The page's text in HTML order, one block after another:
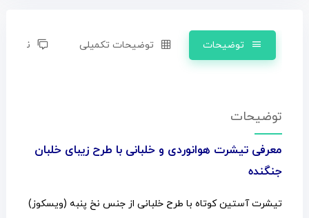
توضیحات توضیحات تکمیلی نظرات (0)
توضیحات
معرفی تیشرت هوانوردی و خلبانی با طرح زیبای خلبان
جنگنده
تیشرت آستین کوتاه با طرح خلبانی از جنس نخ پنبه (ویسکوز)